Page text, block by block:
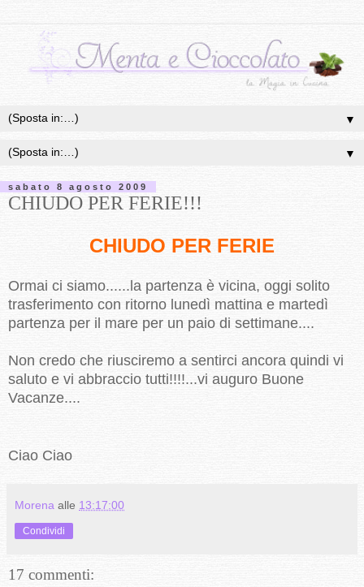
▼
▼
sabato 8 agosto 2009
CHIUDO PER FERIE!!!
CHIUDO PER FERIE
Ormai ci siamo......la partenza è vicina, oggi solito
trasferimento con ritorno lunedì mattina e martedì
partenza per il mare per un paio di settimane....
Non credo che riusciremo a sentirci ancora quindi vi
saluto e vi abbraccio tutti!!!!...vi auguro Buone
Vacanze....
Ciao Ciao
Morena alle 13:17:00
Condividi
17 commenti: